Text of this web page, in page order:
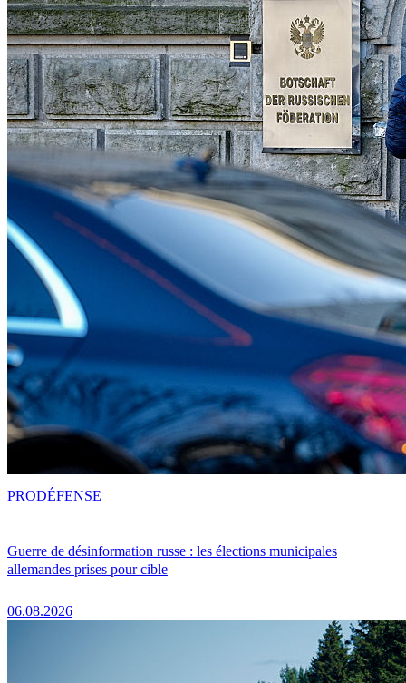
Guerre de désinformation russe : les élections municipales
allemandes prises pour cible
06.08.2026
PRODÉFENSE